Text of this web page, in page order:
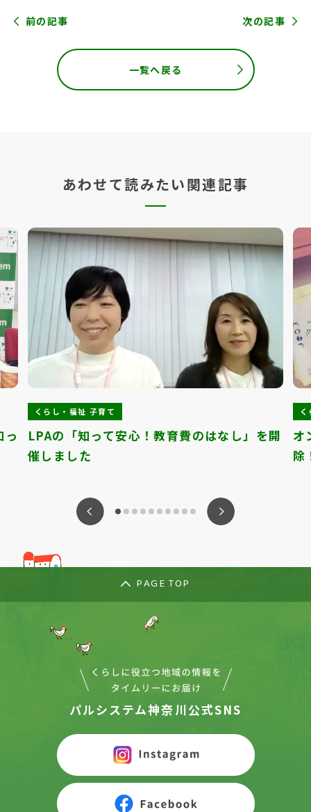
前の記事 次の記事
一覧へ戻る
あわせて読みたい関連記事
っ
くらし・福祉 子育て
LPAの「知って安心！教育費のはなし」を開
催しました
オ
除
PAGE TOP
パルシステム神奈川公式SNS